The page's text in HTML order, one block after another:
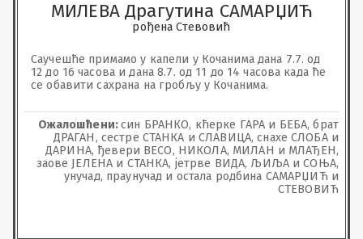
МИЛЕВА Драгутина САМАРЏИЋ
рођена Стевовић
Саучешће примамо у капели у Кочанима дана 7.7. од
12 до 16 часова и дана 8.7. од 11 до 14 часова када ће
се обавити сахрана на гробљу у Кочанима.
Ожалошћени:син БРАНКО, кћерке ГАРА и БЕБА, брат
ДРАГАН, сестре СТАНКА и СЛАВИЦА, снахе СЛОБА и
ДАРИНА, ђевери ВЕСО, НИКОЛА, МИЛАН и МЛАЂЕН,
заове ЈЕЛЕНА и СТАНКА, јетрве ВИДА, ЉИЉА и СОЊА,
унучад, праунучад и остала родбина САМАРЏИЋ и
СТЕВОВИЋ